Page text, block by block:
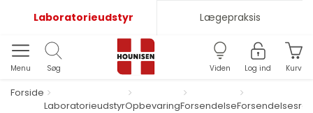
Laboratorieudstyr Lægepraksis
Menu Søg Viden Log ind Kurv
Forside
LaboratorieudstyrOpbevaringForsendelseForsendelsesrør